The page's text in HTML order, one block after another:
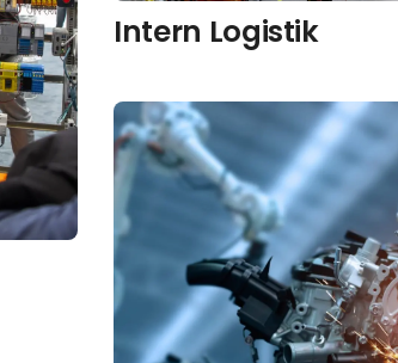
Intern Logistik